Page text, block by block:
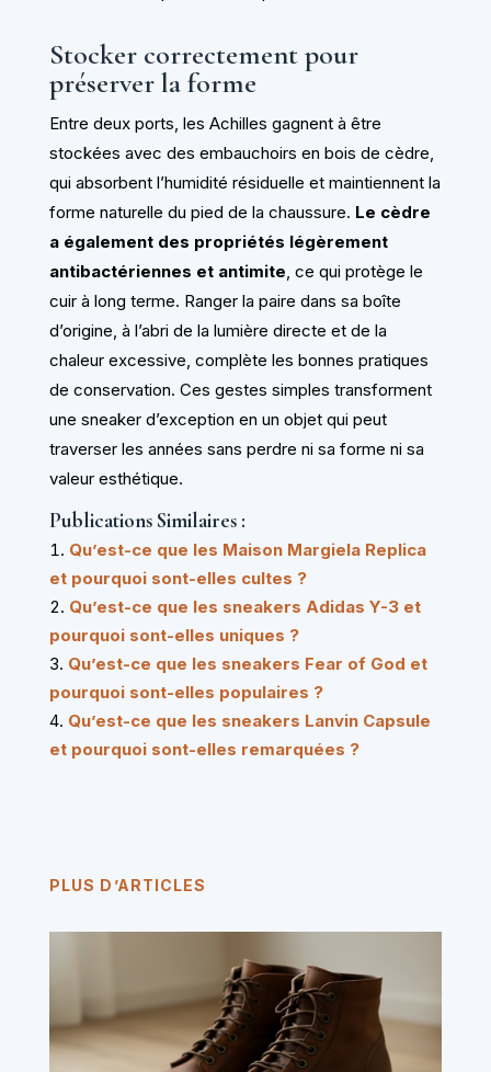
Stocker correctement pour
préserver la forme
Entre deux ports, les Achilles gagnent à être
stockées avec des embauchoirs en bois de cèdre,
qui absorbent l’humidité résiduelle et maintiennent la
forme naturelle du pied de la chaussure. Le cèdre
a également des propriétés légèrement
antibactériennes et antimite, ce qui protège le
cuir à long terme. Ranger la paire dans sa boîte
d’origine, à l’abri de la lumière directe et de la
chaleur excessive, complète les bonnes pratiques
de conservation. Ces gestes simples transforment
une sneaker d’exception en un objet qui peut
traverser les années sans perdre ni sa forme ni sa
valeur esthétique.
Publications Similaires :
Qu’est-ce que les Maison Margiela Replica
et pourquoi sont-elles cultes ?
Qu’est-ce que les sneakers Adidas Y-3 et
pourquoi sont-elles uniques ?
Qu’est-ce que les sneakers Fear of God et
pourquoi sont-elles populaires ?
Qu’est-ce que les sneakers Lanvin Capsule
et pourquoi sont-elles remarquées ?
PLUS D’ARTICLES